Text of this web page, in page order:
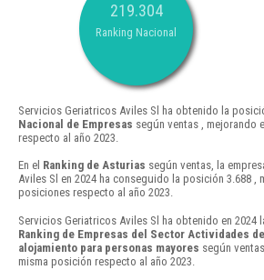
219.304
Ranking Nacional
Servicios Geriatricos Aviles Sl ha obtenido la
Nacional de Empresas según ventas , mejorando
respecto al año 2023.
En el Ranking de Asturias según ventas, la
Aviles Sl en 2024 ha conseguido la posición 3.688 ,
posiciones respecto al año 2023.
Servicios Geriatricos Aviles Sl ha obtenido en 2024
Ranking de Empresas del Sector Actividades
alojamiento para personas mayores según
misma posición respecto al año 2023.